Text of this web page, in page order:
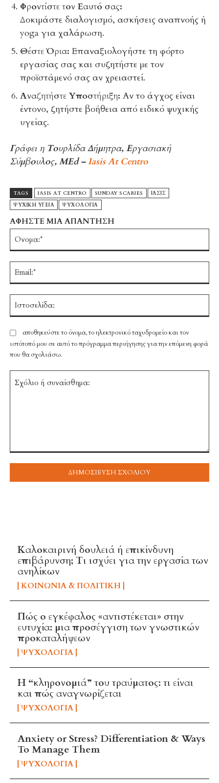
Καλοκαιρινή δουλειά ή επικίνδυνη
επιβάρυνση; Τι ισχύει για την εργασία των
ανηλίκων
ΚΟΙΝΩΝΊΑ & ΠΟΛΙΤΙΚΉ
Πώς ο εγκέφαλος «αντιστέκεται» στην
ευτυχία: μια προσέγγιση των γνωστικών
προκαταλήψεων
ΨΥΧΟΛΟΓΊΑ
Η “κληρονομιά” του τραύματος: τι είναι
και πώς αναγνωρίζεται
ΨΥΧΟΛΟΓΊΑ
Anxiety or Stress? Differentiation & Ways
To Manage Them
ΨΥΧΟΛΟΓΊΑ
Φροντίστε τον Εαυτό σας:
Δοκιμάστε διαλογισμό, ασκήσεις αναπνοής ή
yoga για χαλάρωση.
Θέστε Όρια:Επαναξιολογήστε τη φόρτο
εργασίας σας και συζητήστε με τον
προϊστάμενό σας αν χρειαστεί.
Αναζητήστε Υποστήριξη: Αν το άγχος είναι
έντονο, ζητήστε βοήθεια από ειδικό ψυχικής
υγείας.
Γράφει η Τουρλίδα Δήμητρα, Εργασιακή
Σύμβουλος, MEd – Iasis At Centro
TAGS IASIS AT CENTRO SUNDAY SCARIES
ΙΑΣΙΣ
ΨΥΧΙΚΉ ΥΓΕΊΑ
ΨΥΧΟΛΟΓΊΑ
ΑΦΗΣΤΕ ΜΙΑ ΑΠΑΝΤΗΣΗ
αποθηκεύστε το όνομα, το ηλεκτρονικό ταχυδρομείο και τον
ιστότοπό μου σε αυτό το πρόγραμμα περιήγησης για την επόμενη φορά
που θα σχολιάσω.